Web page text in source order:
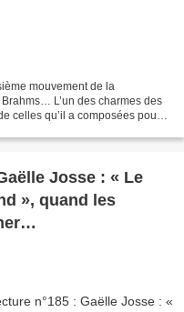
mouvement de la
L’un des charmes des
celles qu’il a composées pour
Josse : « Le
», quand les